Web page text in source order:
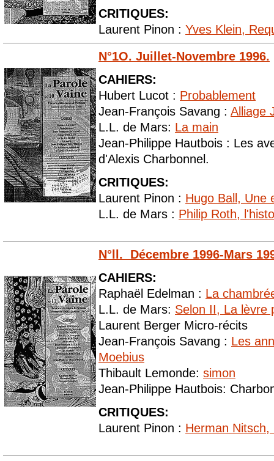
CRITIQUES:
Laurent Pinon : Yves Klein,
N°1O. Juillet-Novembre 1996.
CAHIERS:
Hubert Lucot : Probablement
Jean-François Savang : Alliage
L.L. de Mars: La main
Jean-Philippe Hautbois : Les
d'Alexis Charbonnel.
CRITIQUES:
Laurent Pinon : Hugo Ball, Une
L.L. de Mars : Philip Roth,
N°ll. Décembre 1996-Mars
CAHIERS:
Raphaël Edelman : La
L.L. de Mars: Selon II, La lèvre
Laurent Berger Micro-récits
Jean-François Savang : Les
Moebius
Thibault Lemonde: simon
Jean-Philippe Hautbois:
CRITIQUES:
Laurent Pinon : Herman Nitsch,